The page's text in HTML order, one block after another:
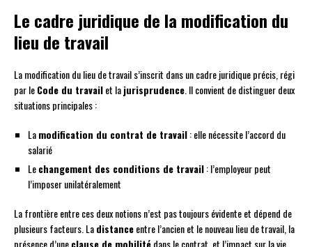
Le cadre juridique de la modification du
lieu de travail
La modification du lieu de travail s’inscrit dans un cadre juridique précis, régi
par leCode du travailet lajurisprudence . Il convient de distinguer deux
situations principales :
Lamodification du contrat de travail: elle nécessite l’accord du
salarié
Lechangement des conditions de travail: l’employeur peut
l’imposer unilatéralement
La frontière entre ces deux notions n’est pas toujours évidente et dépend de
plusieurs facteurs. Ladistanceentre l’ancien et le nouveau lieu de travail, la
présence d’uneclause de mobilitédans le contrat, et l’impact sur la vie